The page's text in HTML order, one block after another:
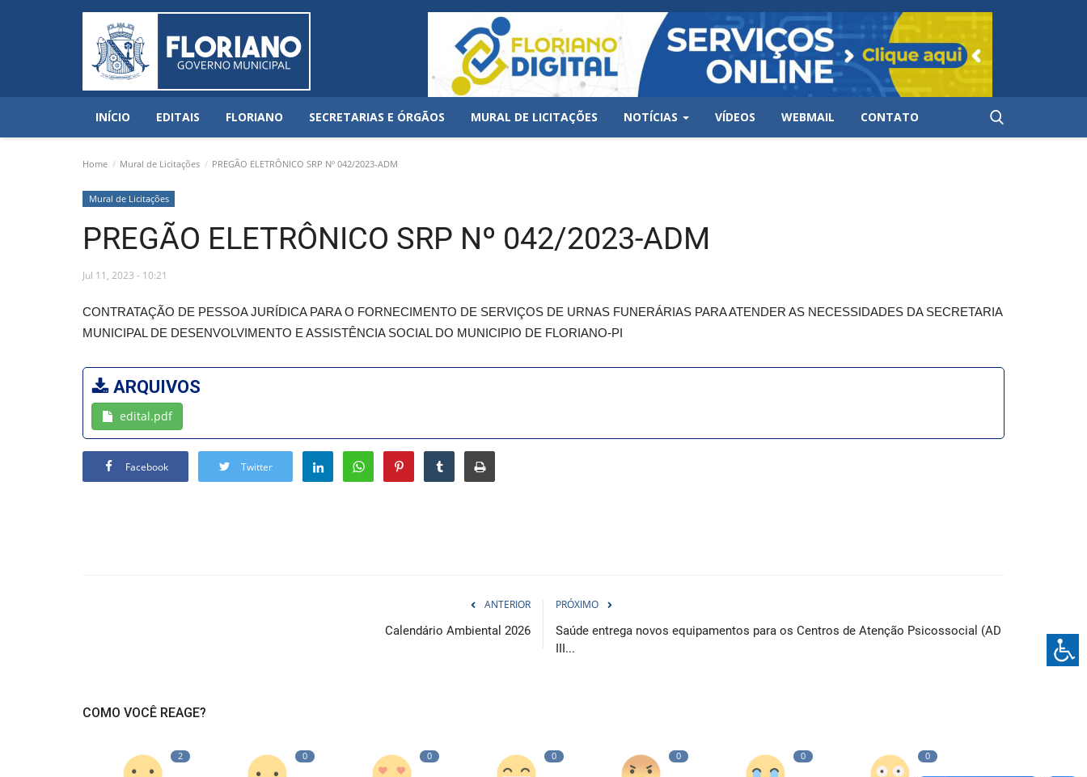
INÍCIO EDITAIS FLORIANO SECRETARIAS E ÓRGÃOS MURAL DE LICITAÇÕES NOTÍCIAS VÍDEOS WEBMAIL CONTATO
Home Mural de Licitações PREGÃO ELETRÔNICO SRP Nº 042/2023-ADM
Mural de Licitações
PREGÃO ELETRÔNICO SRP Nº 042/2023-ADM
Jul 11, 2023 - 10:21
CONTRATAÇÃO DE PESSOA JURÍDICA PARA O FORNECIMENTO DE SERVIÇOS DE URNAS FUNERÁRIAS PARA ATENDER AS NECESSIDADES DA SECRETARIA
MUNICIPAL DE DESENVOLVIMENTO E ASSISTÊNCIA SOCIAL DO MUNICIPIO DE FLORIANO-PI
ARQUIVOS
edital.pdf
Facebook Twitter
ANTERIOR
Calendário Ambiental 2026
PRÓXIMO
Saúde entrega novos equipamentos para os Centros de Atenção Psicossocial (AD
III...
COMO VOCÊ REAGE?
2 0 0 0 0 0 0